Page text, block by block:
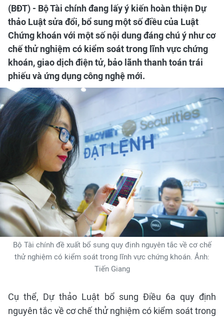
(BĐT) - Bộ Tài chính đang lấy ý kiến hoàn thiện Dự
thảo Luật sửa đổi, bổ sung một số điều của Luật
Chứng khoán với một số nội dung đáng chú ý như cơ
chế thử nghiệm có kiểm soát trong lĩnh vực chứng
khoán, giao dịch điện tử, bảo lãnh thanh toán trái
phiếu và ứng dụng công nghệ mới.
Bộ Tài chính đề xuất bổ sung quy định nguyên tắc về cơ chế
thử nghiệm có kiểm soát trong lĩnh vực chứng khoán. Ảnh:
Tiến Giang
Cụ thể, Dự thảo Luật bổ sung Điều 6a quy định
nguyên tắc về cơ chế thử nghiệm có kiểm soát trong